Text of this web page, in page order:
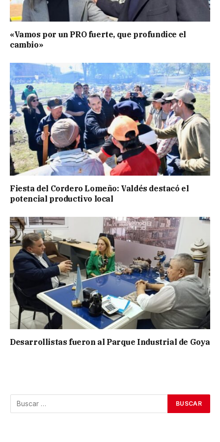
«Vamos por un PRO fuerte, que profundice el
cambio»
Fiesta del Cordero Lomeño: Valdés destacó el
potencial productivo local
Desarrollistas fueron al Parque Industrial de Goya